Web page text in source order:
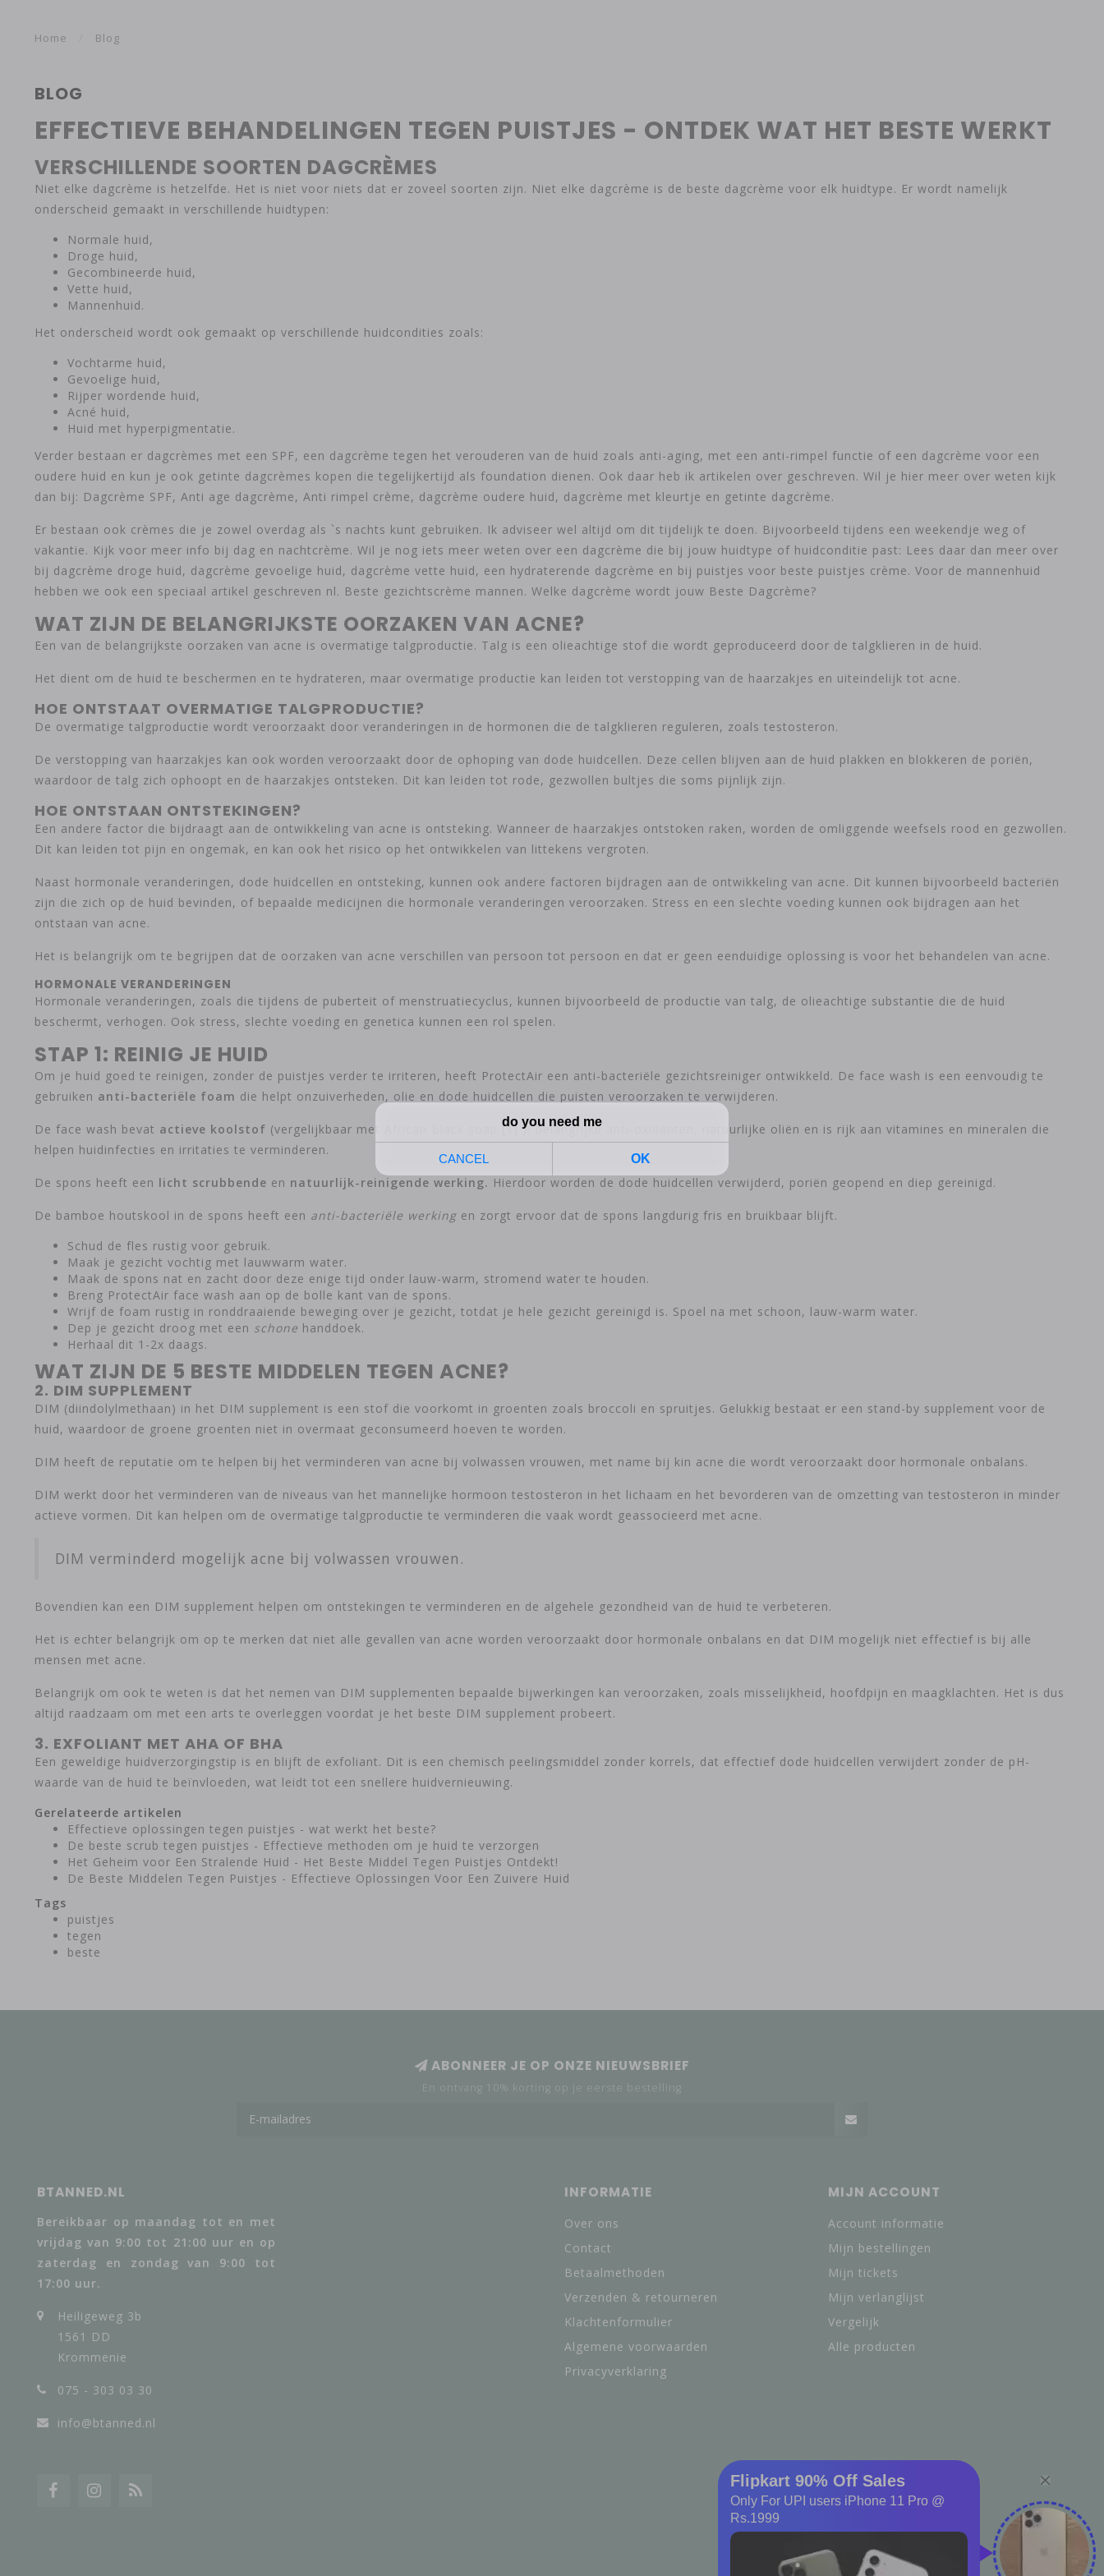
Home Blog
BLOG
EFFECTIEVE BEHANDELINGEN TEGEN PUISTJES - ONTDEK WAT HET BESTE WERKT
VERSCHILLENDE SOORTEN DAGCRÈMES
Niet elke dagcrème is hetzelfde. Het is niet voor niets dat er zoveel soorten zijn. Niet elke dagcrème is de beste dagcrème voor elk huidtype. Er wordt namelijk
onderscheid gemaakt in verschillende huidtypen:
Normale huid,
Droge huid,
Gecombineerde huid,
Vette huid,
Mannenhuid.
Het onderscheid wordt ook gemaakt op verschillende huidcondities zoals:
Vochtarme huid,
Gevoelige huid,
Rijper wordende huid,
Acné huid,
Huid met hyperpigmentatie.
Verder bestaan er dagcrèmes met een SPF, een dagcrème tegen het verouderen van de huid zoals anti-aging, met een anti-rimpel functie of een dagcrème voor een
oudere huid en kun je ook getinte dagcrèmes kopen die tegelijkertijd als foundation dienen. Ook daar heb ik artikelen over geschreven. Wil je hier meer over weten kijk
dan bij: Dagcrème SPF, Anti age dagcrème, Anti rimpel crème, dagcrème oudere huid, dagcrème met kleurtje en getinte dagcrème.
Er bestaan ook crèmes die je zowel overdag als `s nachts kunt gebruiken. Ik adviseer wel altijd om dit tijdelijk te doen. Bijvoorbeeld tijdens een weekendje weg of
vakantie. Kijk voor meer info bij dag en nachtcrème. Wil je nog iets meer weten over een dagcrème die bij jouw huidtype of huidconditie past: Lees daar dan meer over
bij dagcrème droge huid, dagcrème gevoelige huid, dagcrème vette huid, een hydraterende dagcrème en bij puistjes voor beste puistjes crème. Voor de mannenhuid
hebben we ook een speciaal artikel geschreven nl. Beste gezichtscrème mannen. Welke dagcrème wordt jouw Beste Dagcrème?
WAT ZIJN DE BELANGRIJKSTE OORZAKEN VAN ACNE?
Een van de belangrijkste oorzaken van acne is overmatige talgproductie. Talg is een olieachtige stof die wordt geproduceerd door de talgklieren in de huid.
Het dient om de huid te beschermen en te hydrateren, maar overmatige productie kan leiden tot verstopping van de haarzakjes en uiteindelijk tot acne.
HOE ONTSTAAT OVERMATIGE TALGPRODUCTIE?
De overmatige talgproductie wordt veroorzaakt door veranderingen in de hormonen die de talgklieren reguleren, zoals testosteron.
De verstopping van haarzakjes kan ook worden veroorzaakt door de ophoping van dode huidcellen. Deze cellen blijven aan de huid plakken en blokkeren de poriën,
waardoor de talg zich ophoopt en de haarzakjes ontsteken. Dit kan leiden tot rode, gezwollen bultjes die soms pijnlijk zijn.
HOE ONTSTAAN ONTSTEKINGEN?
Een andere factor die bijdraagt aan de ontwikkeling van acne is ontsteking. Wanneer de haarzakjes ontstoken raken, worden de omliggende weefsels rood en gezwollen.
Dit kan leiden tot pijn en ongemak, en kan ook het risico op het ontwikkelen van littekens vergroten.
Naast hormonale veranderingen, dode huidcellen en ontsteking, kunnen ook andere factoren bijdragen aan de ontwikkeling van acne. Dit kunnen bijvoorbeeld bacteriën
zijn die zich op de huid bevinden, of bepaalde medicijnen die hormonale veranderingen veroorzaken. Stress en een slechte voeding kunnen ook bijdragen aan het
ontstaan van acne.
Het is belangrijk om te begrijpen dat de oorzaken van acne verschillen van persoon tot persoon en dat er geen eenduidige oplossing is voor het behandelen van acne.
HORMONALE VERANDERINGEN
Hormonale veranderingen, zoals die tijdens de puberteit of menstruatiecyclus, kunnen bijvoorbeeld de productie van talg, de olieachtige substantie die de huid
beschermt, verhogen. Ook stress, slechte voeding en genetica kunnen een rol spelen.
STAP 1: REINIG JE HUID
Om je huid goed te reinigen, zonder de puistjes verder te irriteren, heeft ProtectAir een anti-bacteriële gezichtsreiniger ontwikkeld. De face wash is een eenvoudig te
gebruiken anti-bacteriële foam die helpt onzuiverheden, olie en dode huidcellen die puisten veroorzaken te verwijderen.
De face wash bevat actieve koolstof (vergelijkbaar met African Black soap [1] ), belangrijke anti-oxidanten, natuurlijke oliën en is rijk aan vitamines en mineralen die
helpen huidinfecties en irritaties te verminderen.
De spons heeft een licht scrubbende en natuurlijk-reinigende werking. Hierdoor worden de dode huidcellen verwijderd, poriën geopend en diep gereinigd.
De bamboe houtskool in de spons heeft een anti-bacteriële werking en zorgt ervoor dat de spons langdurig fris en bruikbaar blijft.
Schud de fles rustig voor gebruik.
Maak je gezicht vochtig met lauwwarm water.
Maak de spons nat en zacht door deze enige tijd onder lauw-warm, stromend water te houden.
Breng ProtectAir face wash aan op de bolle kant van de spons.
Wrijf de foam rustig in ronddraaiende beweging over je gezicht, totdat je hele gezicht gereinigd is. Spoel na met schoon, lauw-warm water.
Dep je gezicht droog met een schone handdoek.
Herhaal dit 1-2x daags.
WAT ZIJN DE 5 BESTE MIDDELEN TEGEN ACNE?
2. DIM SUPPLEMENT
DIM (diindolylmethaan) in het DIM supplement is een stof die voorkomt in groenten zoals broccoli en spruitjes. Gelukkig bestaat er een stand-by supplement voor de
huid, waardoor de groene groenten niet in overmaat geconsumeerd hoeven te worden.
DIM heeft de reputatie om te helpen bij het verminderen van acne bij volwassen vrouwen, met name bij kin acne die wordt veroorzaakt door hormonale onbalans.
DIM werkt door het verminderen van de niveaus van het mannelijke hormoon testosteron in het lichaam en het bevorderen van de omzetting van testosteron in minder
actieve vormen. Dit kan helpen om de overmatige talgproductie te verminderen die vaak wordt geassocieerd met acne.
DIM verminderd mogelijk acne bij volwassen vrouwen.
Bovendien kan een DIM supplement helpen om ontstekingen te verminderen en de algehele gezondheid van de huid te verbeteren.
Het is echter belangrijk om op te merken dat niet alle gevallen van acne worden veroorzaakt door hormonale onbalans en dat DIM mogelijk niet effectief is bij alle
mensen met acne.
Belangrijk om ook te weten is dat het nemen van DIM supplementen bepaalde bijwerkingen kan veroorzaken, zoals misselijkheid, hoofdpijn en maagklachten. Het is dus
altijd raadzaam om met een arts te overleggen voordat je het beste DIM supplement probeert.
3. EXFOLIANT MET AHA OF BHA
Een geweldige huidverzorgingstip is en blijft de exfoliant. Dit is een chemisch peelingsmiddel zonder korrels, dat effectief dode huidcellen verwijdert zonder de pH-
waarde van de huid te beïnvloeden, wat leidt tot een snellere huidvernieuwing.
Gerelateerde artikelen
Effectieve oplossingen tegen puistjes - wat werkt het beste?
De beste scrub tegen puistjes - Effectieve methoden om je huid te verzorgen
Het Geheim voor Een Stralende Huid - Het Beste Middel Tegen Puistjes Ontdekt!
De Beste Middelen Tegen Puistjes - Effectieve Oplossingen Voor Een Zuivere Huid
Tags
puistjes
tegen
beste
ABONNEER JE OP ONZE NIEUWSBRIEF
En ontvang 10% korting op je eerste bestelling
BTANNED.NL
Bereikbaar op maandag tot en met
vrijdag van 9:00 tot 21:00 uur en op
zaterdag en zondag van 9:00 tot
17:00 uur.
Heiligeweg 3b
1561 DD
Krommenie
075 - 303 03 30
info@btanned.nl
INFORMATIE
Over ons
Contact
Betaalmethoden
Verzenden & retourneren
Klachtenformulier
Algemene voorwaarden
Privacyverklaring
MIJN ACCOUNT
Account informatie
Mijn bestellingen
Mijn tickets
Mijn verlanglijst
Vergelijk
Alle producten